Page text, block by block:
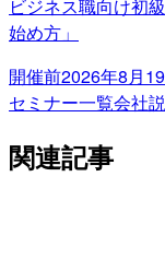
ビジネス職向け初
始め方」
開催前2026年8月
セミナー一覧会社
関連記事